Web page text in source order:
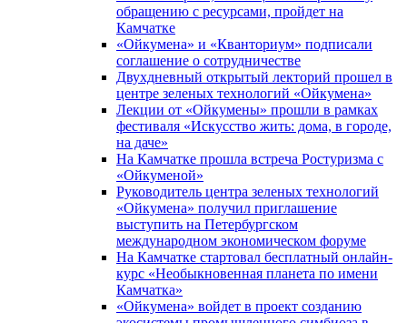
обращению с ресурсами, пройдет на
Камчатке
«Ойкумена» и «Кванториум» подписали
соглашение о сотрудничестве
Двухдневный открытый лекторий прошел в
центре зеленых технологий «Ойкумена»
Лекции от «Ойкумены» прошли в рамках
фестиваля «Искусство жить: дома, в городе,
на даче»
На Камчатке прошла встреча Ростуризма с
«Ойкуменой»
Руководитель центра зеленых технологий
«Ойкумена» получил приглашение
выступить на Петербургском
международном экономическом форуме
На Камчатке стартовал бесплатный онлайн-
курс «Необыкновенная планета по имени
Камчатка»
«Ойкумена» войдет в проект созданию